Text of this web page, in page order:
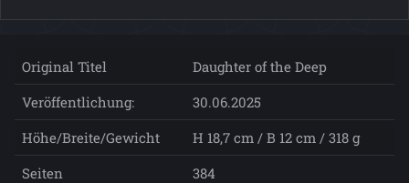
Original Titel
Daughter of the Deep
Veröffentlichung:
30.06.2025
Höhe/Breite/Gewicht
H 18,7 cm / B 12 cm / 318 g
Seiten
384